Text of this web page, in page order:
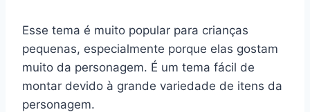
Esse tema é muito popular para crianças
pequenas, especialmente porque elas gostam
muito da personagem. É um tema fácil de
montar devido à grande variedade de itens da
personagem.